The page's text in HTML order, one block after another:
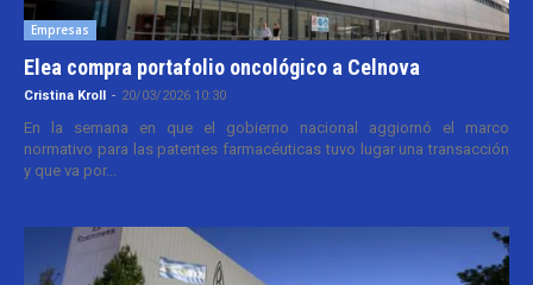
Empresas
Elea compra portafolio oncológico a Celnova
Cristina Kroll - 20/03/2026 10:30
En la semana en que el gobierno nacional aggiornó el marco
normativo para las patentes farmacéuticas tuvo lugar una transacción
y que va por...